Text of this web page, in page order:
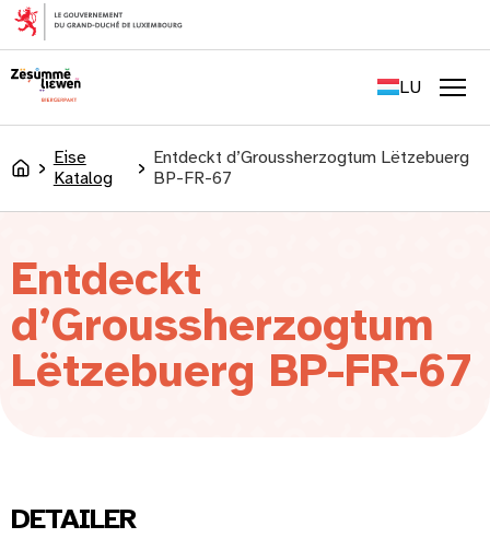
content
LU
DE
Accueil
Eise
Katalog
Entdeckt d’Groussherzogtum Lëtzebuerg
BP-FR-67
Entdeckt
d’Groussherzogtum
Lëtzebuerg BP-FR-67
DETAILER